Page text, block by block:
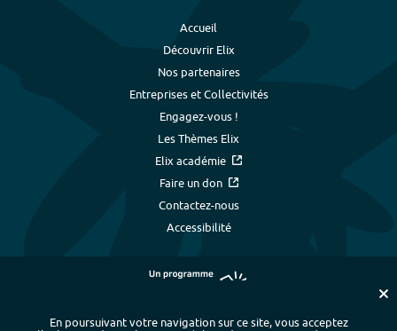
Accueil
Découvrir Elix
Nos partenaires
Entreprises et Collectivités
Engagez-vous !
Les Thèmes Elix
Elix académie
Faire un don
Contactez-nous
Accessibilité
En poursuivant votre navigation sur ce site, vous acceptez